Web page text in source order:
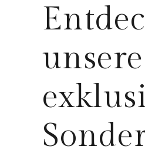
unsere